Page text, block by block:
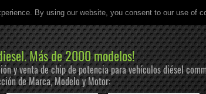
By using our website, you consent to our use of
Más de 2000 modelos!
y venta de chip de potencia para vehículos diésel
de Marca, Modelo y Motor: